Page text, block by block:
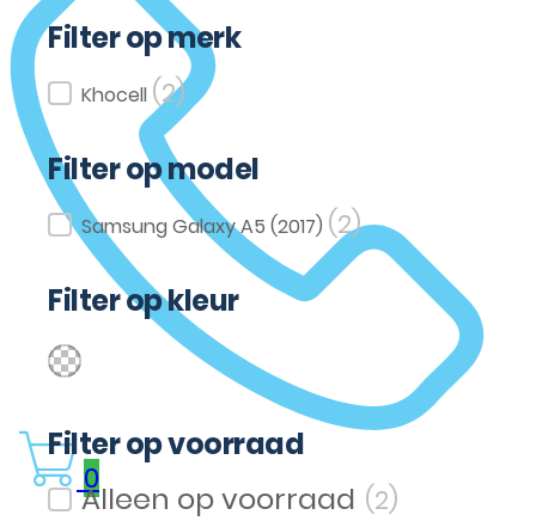
0
Filter op merk
Filter op merk
Khocell (2)
Filter op model
Filter op model
Samsung Galaxy A5 (2017) (2)
Filter op kleur
Filter op kleur
(2)
Filter op voorraad
Filter op voorraad (2)